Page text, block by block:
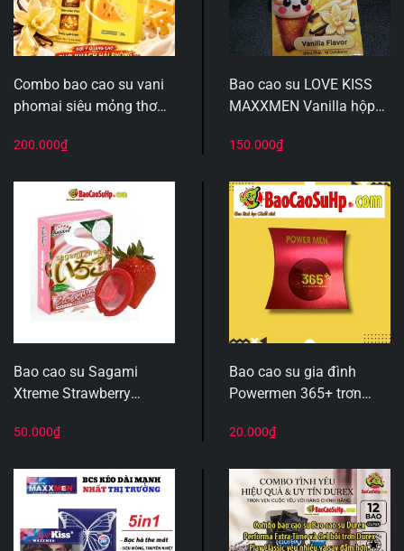
Combo bao cao su vani
phomai siêu mỏng thơm
cảm giác sử dụng
200.000₫
Bao cao su LOVE KISS
MAXXMEN Vanilla hộp
0.02mm, hương thơm
150.000₫
Bao cao su Sagami
Xtreme Strawberry
mềm mỏng
50.000₫
Bao cao su gia đình
Powermen 365+ trơn
bôi trơn silicone hộp 3c
20.000₫